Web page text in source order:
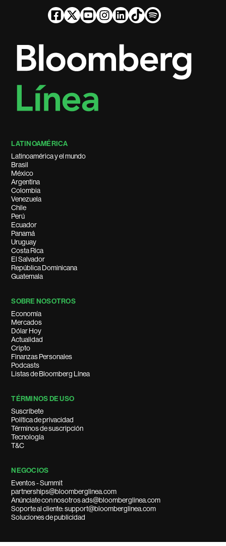
LATINOAMÉRICA
Latinoamérica y el mundo
Brasil
México
Argentina
Colombia
Venezuela
Chile
Perú
Ecuador
Panamá
Uruguay
Costa Rica
El Salvador
República Dominicana
Guatemala
SOBRE NOSOTROS
Economía
Mercados
Dólar Hoy
Actualidad
Cripto
Finanzas Personales
Podcasts
Listas de Bloomberg Línea
TÉRMINOS DE USO
Suscríbete
Política de privacidad
Términos de suscripción
Tecnología
T&C
NEGOCIOS
Eventos - Summit
partnerships@bloomberglinea.com
Anúnciate con nosotros ads@bloomberglinea.com
Soporte al cliente: support@bloomberglinea.com
Soluciones de publicidad